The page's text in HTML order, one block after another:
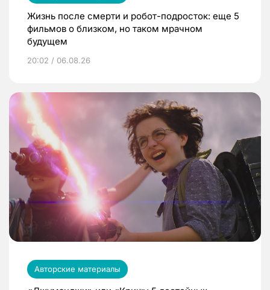
Жизнь после смерти и робот-подросток: еще 5
фильмов о близком, но таком мрачном
будущем
20:02 / 06.08.26
Авторские материалы